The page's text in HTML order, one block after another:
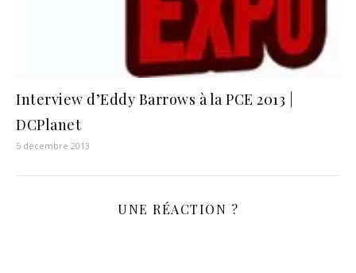
Interview d’Eddy Barrows à la PCE 2013 |
DCPlanet
5 décembre 2013
UNE RÉACTION ?